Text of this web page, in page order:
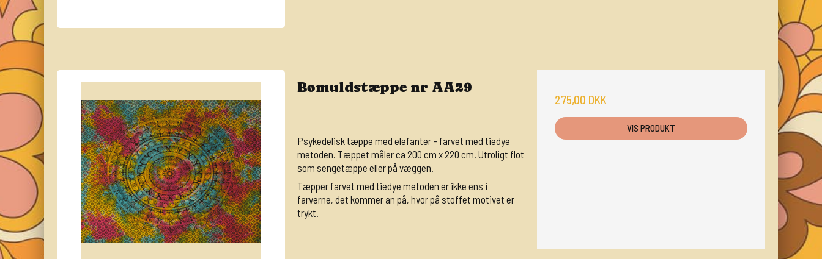
Bomuldstæppe nr AA29
Psykedelisk tæppe med elefanter - farvet med tiedye
metoden. Tæppet måler ca 200 cm x 220 cm. Utroligt flot
som sengetæppe eller på væggen.
Tæpper farvet med tiedye metoden er ikke ens i
farverne, det kommer an på, hvor på stoffet motivet er
trykt.
275,00 DKK
VIS PRODUKT